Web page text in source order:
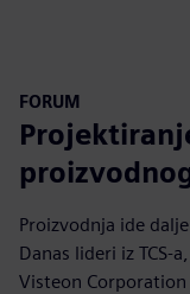
FORUM
Proizvodnja ide
Danas lideri iz TCS-
Visteon